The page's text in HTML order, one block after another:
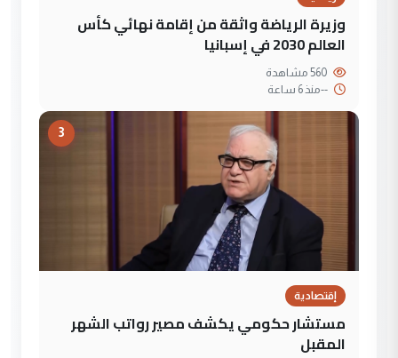
وزيرة الرياضة واثقة من إقامة نهائي كأس
العالم 2030 في إسبانيا
--منذ 6 ساعة
3
إقتصادية
مستشار حكومي يكشف مصير رواتب الشهر
المقبل